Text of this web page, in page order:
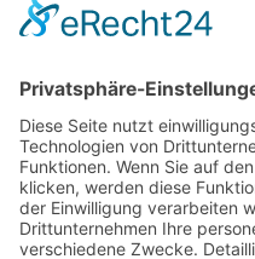
Wann ist die beste
Welche Reiseziele in
besonders beliebt?